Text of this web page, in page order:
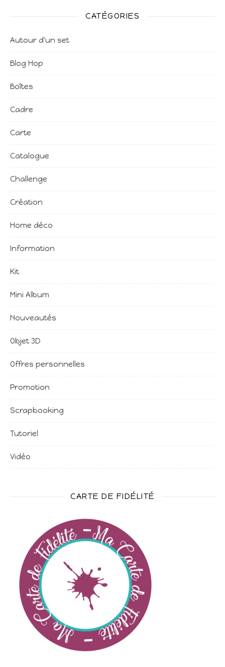
CATÉGORIES
Autour d'un set
Blog Hop
Boîtes
Cadre
Carte
Catalogue
Challenge
Création
Home déco
Information
Kit
Mini Album
Nouveautés
Objet 3D
Offres personnelles
Promotion
Scrapbooking
Tutoriel
Vidéo
CARTE DE FIDÉLITÉ